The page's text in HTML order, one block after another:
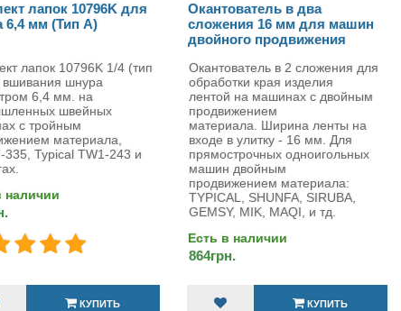
лапок 10796K для
6,4 мм (Тип A)
лапок 10796K 1/4 (тип
вшивания шнура
6,4 мм. на
швейных
с тройным
материала,
335, Typical TW1-243 и
наличии
КУПИТЬ
Окантователь в два
сложения 16 мм для машин
двойного продвижения
Окантователь в 2 сложения для
обработки края изделия
лентой на машинах с двойным
продвижением
материала. Ширина ленты на
входе в улитку - 16 мм. Для
прямострочных одноигольных
машин двойным
продвижением материала:
TYPICAL, SHUNFA, SIRUBA,
GEMSY, MIK, MAQI, и тд.
Есть в наличии
864грн.
КУПИТЬ